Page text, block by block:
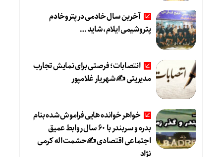
آخرین سال خادمی در پتروخادم
پتروشیمی ایلام، شاید …
انتصابات؛ فرصتی برای نمایش تجارب
مدیریتی ✍ شهریار غلامپور
خواهر خوانده هایی فراموش شده بنام
بدره و سربندر با ۶۰ سال روابط عمیق
اجتماعی اقتصادی ✍حشمت اله کرمی
نژاد